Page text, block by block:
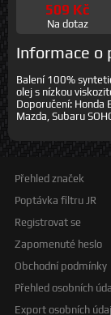
509 Kč
Na dotaz
Informace o
Balení 100%
olej s nízkou
Doporučení: Honda
Mazda, Subaru
Přehled značek
Poptávka filtru JR
Registrovat se
Zapomenuté heslo
Obchodní podmínky
Přehled osobních
Export osobních